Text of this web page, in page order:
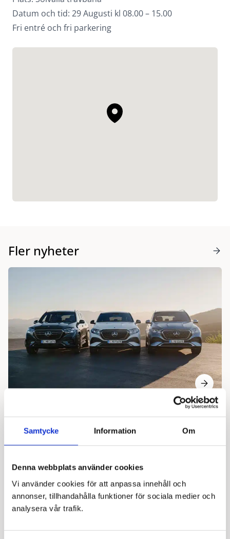
Samtycke Information Om
Denna webbplats använder cookies
Vi använder cookies för att anpassa innehåll och
annonser, tillhandahålla funktioner för sociala medier och
analysera vår trafik.
Datum och tid: 29 Augusti kl 08.00 – 15.00
Fri entré och fri parkering
Fler nyheter
Säljstart GLE och GLS
Säljstart för nya Mercedes-Benz GLE och GLS -
bättre körupplevelser